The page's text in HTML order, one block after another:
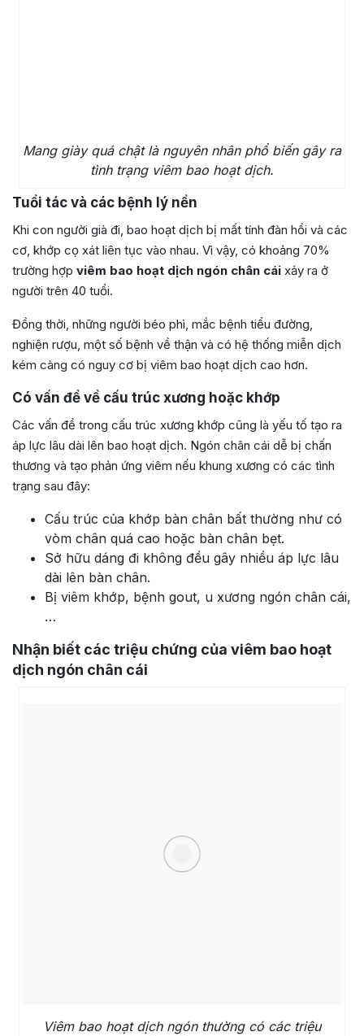
Mang giày quá chật là nguyên nhân phổ biến gây ra
tình trạng viêm bao hoạt dịch.
Tuổi tác và các bệnh lý nền
Khi con người già đi, bao hoạt dịch bị mất tính đàn hồi và các
cơ, khớp cọ xát liên tục vào nhau. Vì vậy, có khoảng 70%
trường hợp viêm bao hoạt dịch ngón chân cái xảy ra ở
người trên 40 tuổi.
Đồng thời, những người béo phì, mắc bệnh tiểu đường,
nghiện rượu, một số bệnh về thận và có hệ thống miễn dịch
kém càng có nguy cơ bị viêm bao hoạt dịch cao hơn.
Có vấn đề về cấu trúc xương hoặc khớp
Các vấn đề trong cấu trúc xương khớp cũng là yếu tố tạo ra
áp lực lâu dài lên bao hoạt dịch. Ngón chân cái dễ bị chấn
thương và tạo phản ứng viêm nếu khung xương có các tình
trạng sau đây:
Cấu trúc của khớp bàn chân bất thường như có
vòm chân quá cao hoặc bàn chân bẹt.
Sở hữu dáng đi không đều gây nhiều áp lực lâu
dài lên bàn chân.
Bị viêm khớp, bệnh gout, u xương ngón chân cái,
…
Nhận biết các triệu chứng của viêm bao hoạt
dịch ngón chân cái
Viêm bao hoạt dịch ngón thường có các triệu